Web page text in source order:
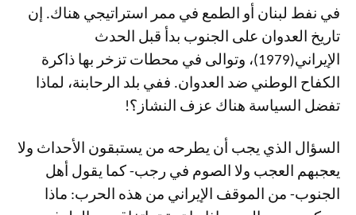
في نفط لبنان أو الطمع في ممر استراتيجي هناك. إن
تاريخ العدوان على الجنوب بدأ قبل الحدث
الإيراني(1979)، وتوالى في محطات تزخر بها ذاكرة
الكفاح الوطني ضد العدوان. ففي بلد الرحابنة، لماذا
تفضل السياسة هناك عزف النشاز؟!
السؤال الذي يجب أن يطرحه من يستبقون الأحداث ولا
يعجبهم العجب ولا الصوم في رجب- كما يقول أهل
الجنوب- من الموقف الإيراني من هذه الحرب: ماذا